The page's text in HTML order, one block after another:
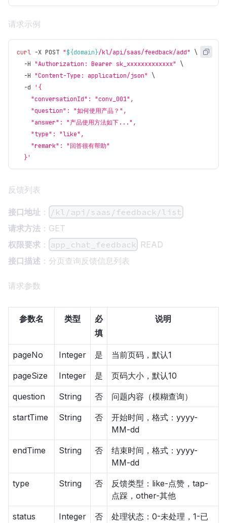
请求示例
curl -X POST "${domain}/kl/api/saas/feedback/add"
\
  -H
"Authorization: Bearer sk_xxxxxxxxxxxxx"
\
  -H
"Content-Type: application/json"
\
  -d
'{
    "conversationId": "conv_001",
    "question": "如何使用产品？",
    "answer": "产品使用方法如下...",
    "type": "like",
    "remark": "回答很有帮助"
  }'
反馈列表
接口地址 ：
/kl/api/saas/feedback/list
请求方法 ：GET
权限要求 ： app_chat_feedback READ
接口描述 ：分页查询反馈信息列表
请求参数
参数名 类型
必
填
说明
pageNo Integer 是 当前页码，默认1
pageSize Integer 是 页码大小，默认10
question String 否 问题内容（模糊查询）
startTime String 否
开始时间，格式：yyyy-
MM-dd
endTime String 否
结束时间，格式：yyyy-
MM-dd
type String 否
反馈类型：like-点赞，tap-
点踩，other-其他
status Integer 否
处理状态：0-未处理，1-已